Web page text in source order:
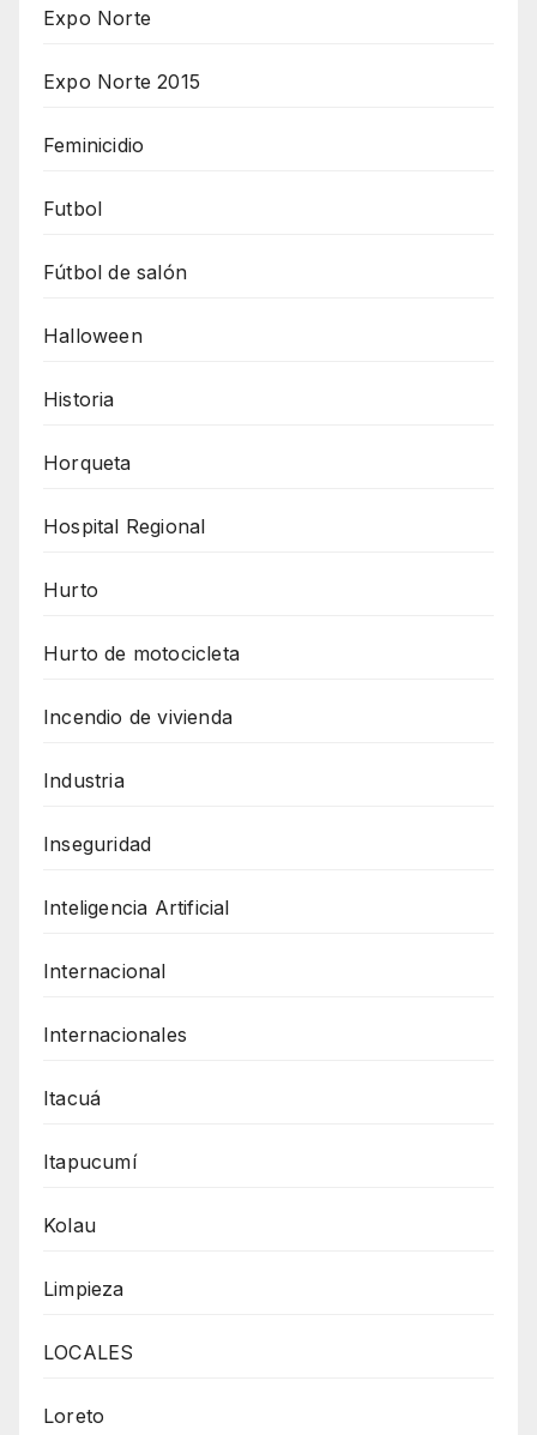
Expo Norte
Expo Norte 2015
Feminicidio
Futbol
Fútbol de salón
Halloween
Historia
Horqueta
Hospital Regional
Hurto
Hurto de motocicleta
Incendio de vivienda
Industria
Inseguridad
Inteligencia Artificial
Internacional
Internacionales
Itacuá
Itapucumí
Kolau
Limpieza
LOCALES
Loreto